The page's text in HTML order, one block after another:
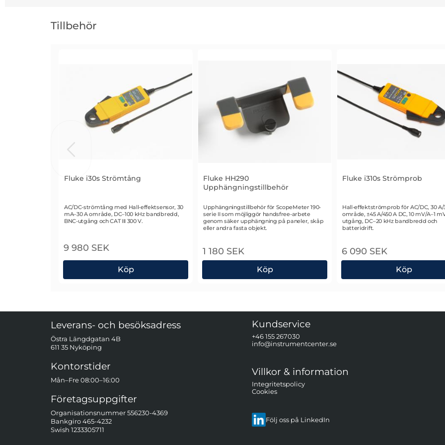
Tillbehör
Fluke i30s Strömtång
Art. nr 1644
AC/DC-strömtång med Hall-effektsensor, 30
mA–30 A område, DC–100 kHz bandbredd,
BNC-utgång och CAT III 300 V.
9 980 SEK
Köp
Fluke i30s Strömtång
Fluke HH290
Upphängningstillbehör
Art. nr 1432
Upphängningstillbehör för ScopeMeter 190-
serie II som möjliggör handsfree-arbete
genom säker upphängning på paneler, skåp
eller andra fasta objekt.
1 180 SEK
Köp
Fluke HH290 Upphängningstillbehör
Fluke i310s Strömprob
Art. nr 1348
Hall-effektströmprob för AC/DC, 30 A/
område, ±45 A/450 A DC, 10 mV/A–1
utgång, DC–20 kHz bandbredd och
batteridrift.
6 090 SEK
Köp
Fluke i310s
Sidfot Blandad info och länkar
Leverans- och besöksadress
Östra Längdgatan 4B
611 35 Nyköping
Kontorstider
Mån–Fre 08:00–16:00
Företagsuppgifter
Organisationsnummer 556230-4369
Bankgiro 465-4232
Swish 1233305711
Kundservice
+46 155 267030
info@instrumentcenter.se
Villkor & information
Integritetspolicy
Cookies
Följ oss på LinkedIn